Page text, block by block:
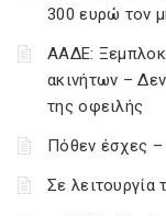
300 ευρώ τον
ΑΑΔΕ:
ακινήτων –
της οφειλής
Πόθεν έσχες –
Σε λειτουργία